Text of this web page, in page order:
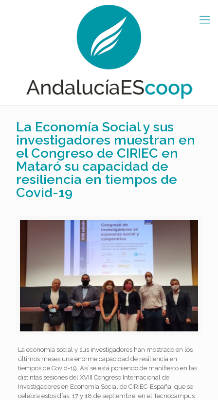
La Economía Social y sus
investigadores muestran en
el Congreso de CIRIEC en
Mataró su capacidad de
resiliencia en tiempos de
Covid-19
La economía social y sus investigadores han mostrado en los
últimos meses una enorme capacidad de resiliencia en
tiempos de Covid-19. Así se está poniendo de manifiesto en las
distintas sesiones del XVIII Congreso Internacional de
Investigadores en Economía Social de CIRIEC-España, que se
celebra estos días, 17 y 18 de septiembre, en el Tecnocampus